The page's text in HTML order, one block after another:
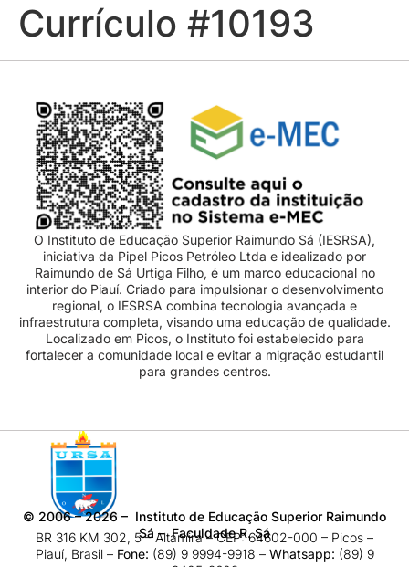
Currículo #10193
O Instituto de Educação Superior Raimundo Sá (IESRSA),
iniciativa da Pipel Picos Petróleo Ltda e idealizado por
Raimundo de Sá Urtiga Filho, é um marco educacional no
interior do Piauí. Criado para impulsionar o desenvolvimento
regional, o IESRSA combina tecnologia avançada e
infraestrutura completa, visando uma educação de qualidade.
Localizado em Picos, o Instituto foi estabelecido para
fortalecer a comunidade local e evitar a migração estudantil
para grandes centros.
© 2006 – 2026 – Instituto de Educação Superior Raimundo
Sá – Faculdade R. Sá
BR 316 KM 302, 5 – Altamira – CEP: 64602-000 – Picos –
Piauí, Brasil – Fone: (89) 9 9994-9918​ – Whatsapp: (89) 9